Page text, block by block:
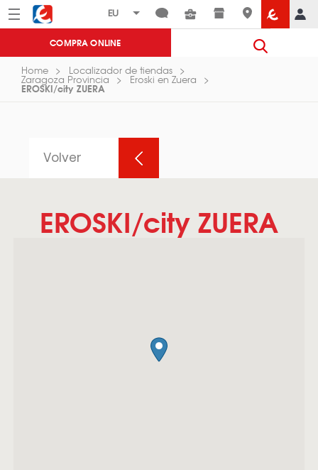
Menú Eroski
COMPRA ONLINE
Home Localizador de tiendas
Zaragoza Provincia Eroski en Zuera
EROSKI/city ZUERA
Volver
EROSKI/city ZUERA